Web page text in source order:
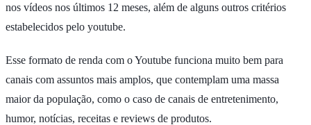
nos vídeos nos últimos 12 meses, além de alguns outros critérios
estabelecidos pelo youtube.
Esse formato de renda com o Youtube funciona muito bem para
canais com assuntos mais amplos, que contemplam uma massa
maior da população, como o caso de canais de entretenimento,
humor, notícias, receitas e reviews de produtos.